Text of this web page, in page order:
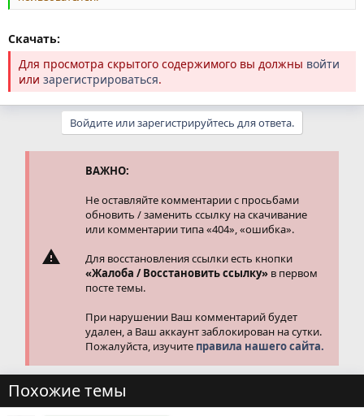
Скачать:
Для просмотра скрытого содержимого вы должны войти
или зарегистрироваться.
Войдите или зарегистрируйтесь для ответа.
ВАЖНО:
Не оставляйте комментарии с просьбами
обновить / заменить ссылку на скачивание
или комментарии типа «404», «ошибка».
Для восстановления ссылки есть кнопки
«Жалоба / Восстановить ссылку» в первом
посте темы.
При нарушении Ваш комментарий будет
удален, а Ваш аккаунт заблокирован на сутки.
Пожалуйста, изучите правила нашего сайта.
Похожие темы